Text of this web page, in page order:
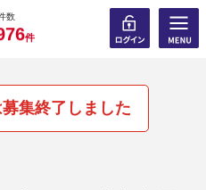
数
0
76件
集終了しました